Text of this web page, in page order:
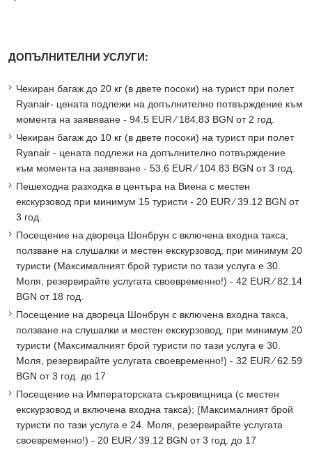
ДОПЪЛНИТЕЛНИ УСЛУГИ:
Чекиран багаж до 20 кг (в двете посоки) на турист при полет
Ryanair- цената подлежи на допълнително потвърждение към
момента на заявяване - 94.5 EUR ∕ 184.83 BGN от 2 год.
Чекиран багаж до 10 кг (в двете посоки) на турист при полет
Ryanair - цената подлежи на допълнително потвърждение
към момента на заявяване - 53.6 EUR ∕ 104.83 BGN от 3 год.
Пешеходна разходка в центъра на Виена с местен
екскурзовод при минимум 15 туристи - 20 EUR ∕ 39.12 BGN от
3 год.
Посещение на двореца Шонбрун с включена входна такса,
ползване на слушалки и местен екскурзовод, при минимум 20
туристи (Максималният брой туристи по тази услуга е 30.
Моля, резервирайте услугата своевременно!) - 42 EUR ∕ 82.14
BGN от 18 год.
Посещение на двореца Шонбрун с включена входна такса,
ползване на слушалки и местен екскурзовод, при минимум 20
туристи (Максималният брой туристи по тази услуга е 30.
Моля, резервирайте услугата своевременно!) - 32 EUR ∕ 62.59
BGN от 3 год. до 17
Посещение на Императорската съкровищница (с местен
екскурзовод и включена входна такса); (Максималният брой
туристи по тази услуга е 24. Моля, резервирайте услугата
своевременно!) - 20 EUR ∕ 39.12 BGN от 3 год. до 17